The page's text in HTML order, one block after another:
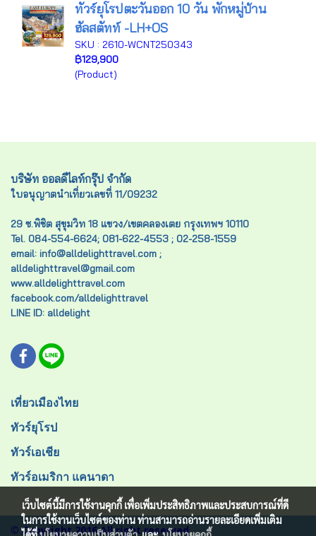
ทัวร์ยุโรปตะวันออก 10 วัน พักหมู่บ้าน
ฮัลสตัทท์ -LH+OS
SKU : 2610-WCNT250343
฿129,900
(Product)
บริษัท ออลดีไลท์กรุ๊ป จำกัด
ใบอนุญาตนำเที่ยวเลขที่ 11/09232
29 ซ.พิชิต สุขุมวิท 18 แขวง/เขตคลองเตย กรุงเทพฯ 10110
Tel. 084-554-6624; 081-622-4553 ; 02-258-1559
email: info@alldelighttravel.com ;
alldelighttravel@gmail.com
www.alldelighttravel.com
facebook.com/alldelighttravel
LINE ID: alldelight
เที่ยวเมืองไทย
ทัวร์ยุโรป
ทัวร์เอเชีย
ทัวร์อเมริกา แคนาดา
© Copyright 2016 All right reserved.
เว็บไซต์นี้มีการใช้งานคุกกี้ เพื่อเพิ่มประสิทธิภาพและประสบการณ์ที่ดี
ในการใช้งานเว็บไซต์ของท่าน ท่านสามารถอ่านรายละเอียดเพิ่มเติม